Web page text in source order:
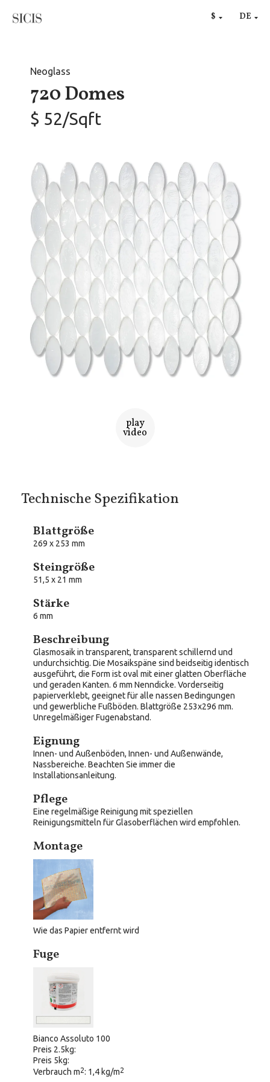
$€ DE
RU
Neoglass
720 Domes
$ 52/Sqft
play
video
Technische Spezifikation
Blattgröße
269 x 253 mm
Steingröße
51,5 x 21 mm
Stärke
6 mm
Beschreibung
Glasmosaik in transparent, transparent schillernd und
undurchsichtig. Die Mosaikspäne sind beidseitig identisch
ausgeführt, die Form ist oval mit einer glatten Oberfläche
und geraden Kanten. 6 mm Nenndicke. Vorderseitig
papierverklebt, geeignet für alle nassen Bedingungen
und gewerbliche Fußböden. Blattgröße 253x296 mm.
Unregelmäßiger Fugenabstand.
Eignung
Innen- und Außenböden, Innen- und Außenwände,
Nassbereiche. Beachten Sie immer die
Installationsanleitung.
Pflege
Eine regelmäßige Reinigung mit speziellen
Reinigungsmitteln für Glasoberflächen wird empfohlen.
Montage
Wie das Papier entfernt wird
Fuge
Bianco Assoluto 100
Preis 2.5kg:
Preis 5kg:
Verbrauch m2: 1,4 kg/m2